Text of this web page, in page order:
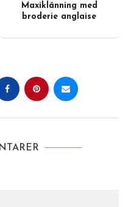
Maxiklänning med
broderie anglaise